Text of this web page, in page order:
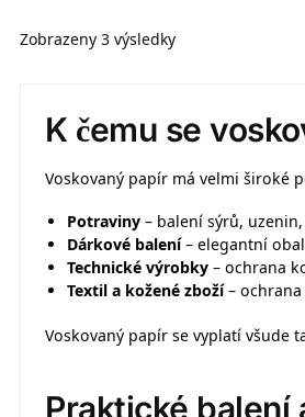
Zobrazeny 3 výsledky
K čemu se
Voskovaný papír má velmi široké
Potraviny – balení sýrů,
Dárkové balení– elegantní
Technické výrobky – ochrana
Textil a kožené zboží– ochrana
Voskovaný papír se vyplatí všude
Praktické